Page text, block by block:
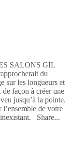
SALONS GIL
du
sur les longueurs et
façon à créer une
jusqu’à la pointe.
de votre
Share...